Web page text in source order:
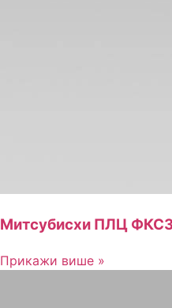
Митсубисхи ПЛЦ
Прикажи више »